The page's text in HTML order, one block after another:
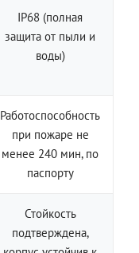
IP68 (полная
защита от пыли и
воды)
Работоспособность
при пожаре не
менее 240 мин, по
паспорту
Стойкость
подтверждена,